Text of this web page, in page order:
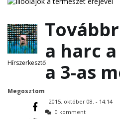
Hírszerkesztő
Megosztom
a harc
a 3-as
2015. október 08. - 14:14
0 komment